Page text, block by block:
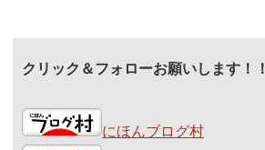
クリック＆フォローお願いします！！
にほんブログ村